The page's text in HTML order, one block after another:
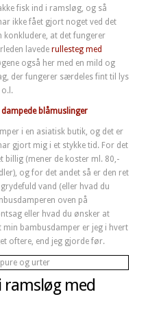
fisk ind i ramsløg, og så
ikke fået gjort noget ved det
konkludere, at det fungerer
lavede rullesteg med
også her med en mild og
der fungerer særdeles fint til lys
o.l.
blåmuslinger
i en asiatisk butik, og det er
gjort mig i et stykke tid. For det
billig (mener de koster ml. 80,-
og for det andet så er den ret
vand (eller hvad du
oven på
eller hvad du ønsker at
min bambusdamper er jeg i hvert
oftere, end jeg gjorde før.
ramsløg med